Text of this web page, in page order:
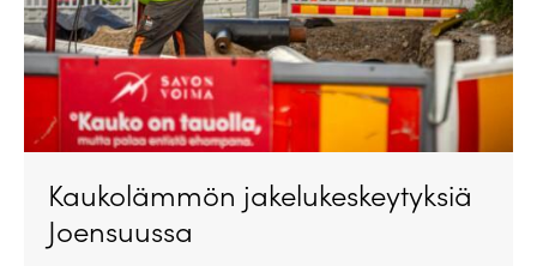
Kaukolämmön jakelukeskeytyksiä
Joensuussa